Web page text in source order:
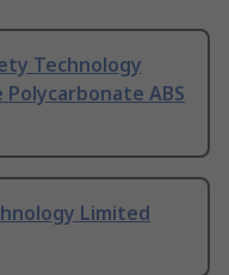
Technology
ABS
Limited